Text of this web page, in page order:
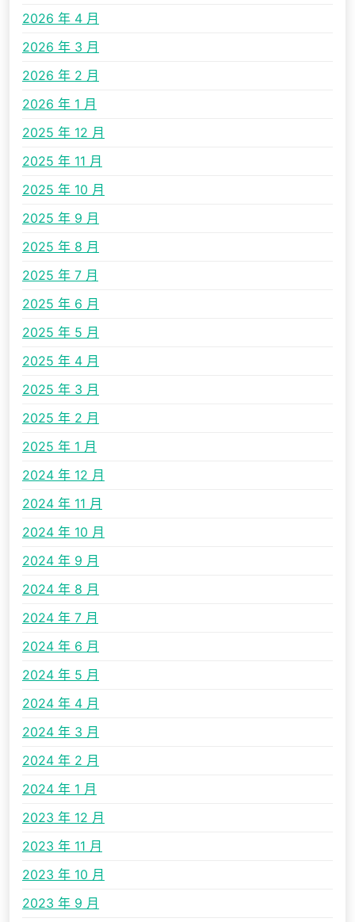
2026 年 4 月
2026 年 3 月
2026 年 2 月
2026 年 1 月
2025 年 12 月
2025 年 11 月
2025 年 10 月
2025 年 9 月
2025 年 8 月
2025 年 7 月
2025 年 6 月
2025 年 5 月
2025 年 4 月
2025 年 3 月
2025 年 2 月
2025 年 1 月
2024 年 12 月
2024 年 11 月
2024 年 10 月
2024 年 9 月
2024 年 8 月
2024 年 7 月
2024 年 6 月
2024 年 5 月
2024 年 4 月
2024 年 3 月
2024 年 2 月
2024 年 1 月
2023 年 12 月
2023 年 11 月
2023 年 10 月
2023 年 9 月